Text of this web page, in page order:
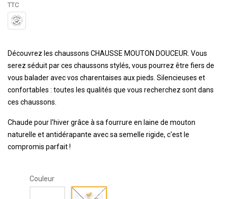
TTC
Découvrez les chaussons CHAUSSE MOUTON DOUCEUR. Vous
serez séduit par ces chaussons stylés, vous pourrez être fiers de
vous balader avec vos charentaises aux pieds. Silencieuses et
confortables : toutes les qualités que vous recherchez sont dans
ces chaussons.
Chaude pour l'hiver grâce à sa fourrure en laine de mouton
naturelle et antidérapante avec sa semelle rigide, c'est le
compromis parfait !
Couleur